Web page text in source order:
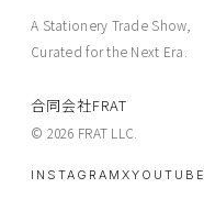
A Stationery Trade Show,
Curated for the Next Era.
合同会社FRAT
© 2026 FRAT LLC.
INSTAGRAM XYOUTUBE